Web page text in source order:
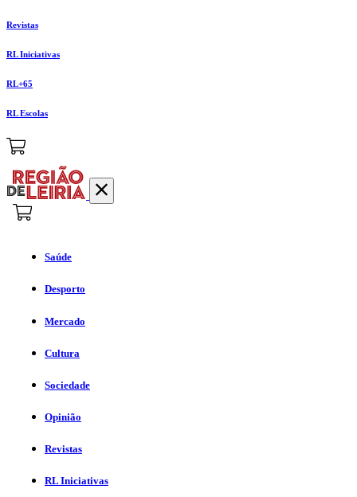
Revistas
RL Iniciativas
RL+65
RL Escolas
Saúde
Desporto
Mercado
Cultura
Sociedade
Opinião
Revistas
RL Iniciativas